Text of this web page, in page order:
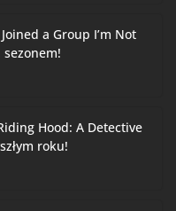
a Group I’m Not
sezonem!
Hood: A Detective
roku!